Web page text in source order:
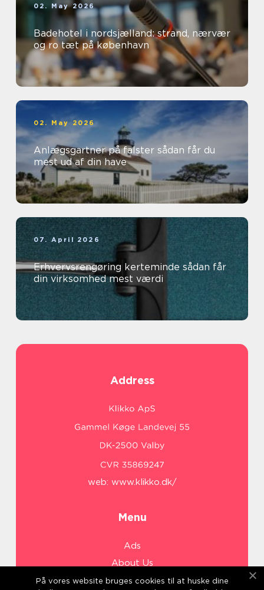
02. May 2026
Badehotel i nordsjælland: strand, nærvær
og ro tæt på københavn
02. May 2026
Anlægsgartner på falster sådan får du
mest ud af din have
07. April 2026
Erhvervsrengøring kerteminde sådan får
din virksomhed mest værdi
Address
web: www.klikko.dk/
Menu
Ads
About Us
Cookies
På vores website bruges cookies til at huske dine